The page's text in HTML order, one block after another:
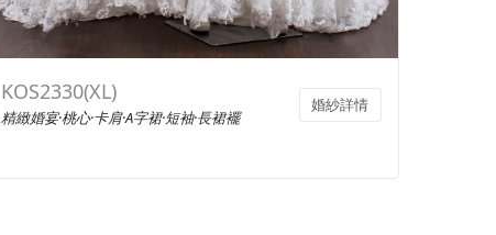
KOS2330(XL)
精緻婚宴·桃心·卡肩·A字裙·短袖·長裙襬
婚紗詳情